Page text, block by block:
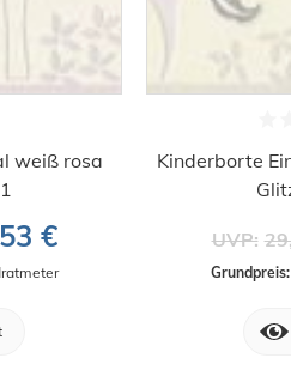
weiß rosa
€
Kinderborte
UVP:
Grundpreis: